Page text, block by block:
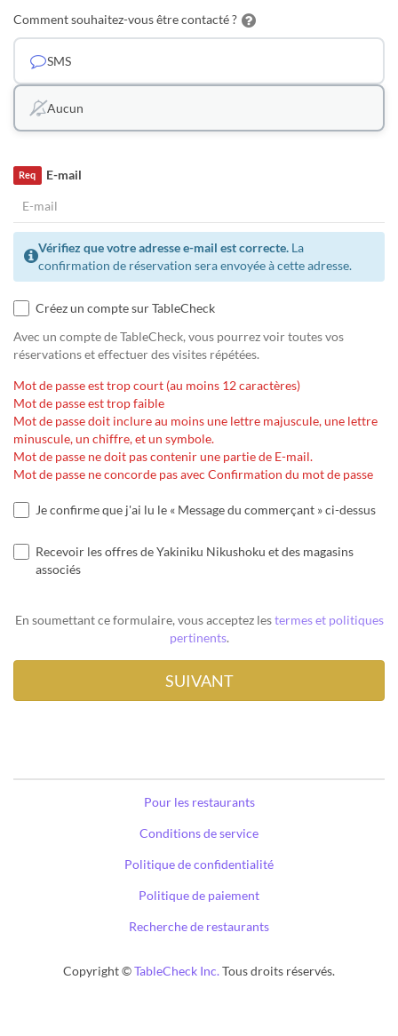
Comment souhaitez-vous être contacté ?
SMS
Aucun
E-mail
Req
Vérifiez que votre adresse e-mail est correcte. La
confirmation de réservation sera envoyée à cette adresse.
Créez un compte sur TableCheck
Avec un compte de TableCheck, vous pourrez voir toutes vos
réservations et effectuer des visites répétées.
Mot de passe est trop court (au moins 12 caractères)
Mot de passe est trop faible
Mot de passe doit inclure au moins une lettre majuscule, une lettre
minuscule, un chiffre, et un symbole.
Mot de passe ne doit pas contenir une partie de E-mail.
Mot de passe ne concorde pas avec Confirmation du mot de passe
Je confirme que j'ai lu le « Message du commerçant » ci-dessus
Recevoir les offres de Yakiniku Nikushoku et des magasins
associés
En soumettant ce formulaire, vous acceptez lestermes et politiques
pertinents.
Pour les restaurants
Conditions de service
Politique de confidentialité
Politique de paiement
Recherche de restaurants
Copyright ©TableCheck Inc.Tous droits réservés.